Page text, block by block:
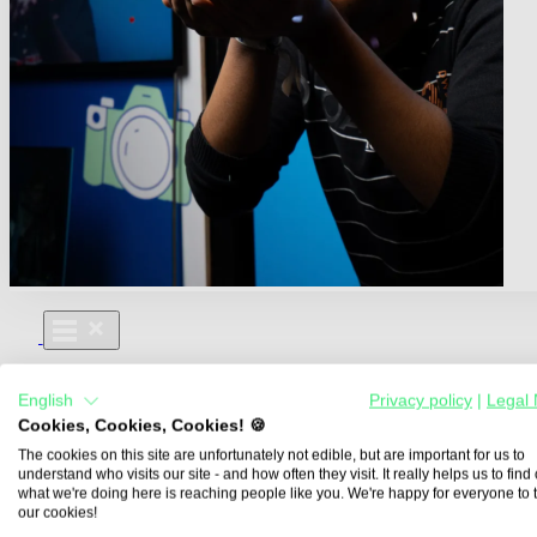
Aus- und Weiterbildungen
Für Lehre & Ausbildung
Media For You
Über Uns
English Privacy policy
Legal
Cookies, Cookies, Cookies! 🍪
The cookies on this site are unfortunately not edible, but are important for us to
understand who visits our site - and how often they visit. It really helps us to find
what we're doing here is reaching people like you. We're happy for everyone to
our cookies!